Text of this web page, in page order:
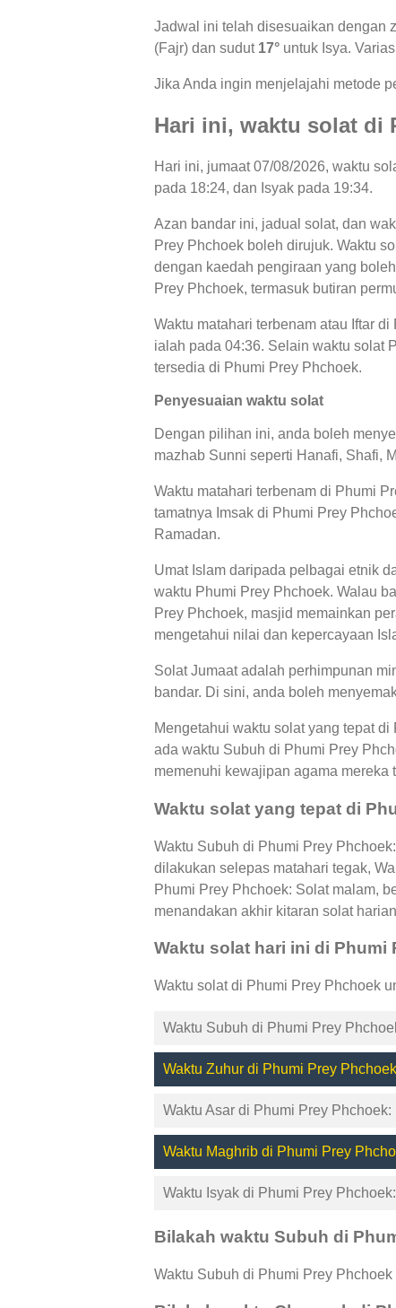
Jadwal ini telah disesuaikan dengan
(Fajr) dan sudut 17° untuk Isya.
Jika Anda ingin menjelajahi metode
Hari ini, waktu solat di
Hari ini, jumaat 07/08/2026, waktu
pada 18:24, dan Isyak pada 19:34.
Azan bandar ini, jadual solat, dan
Prey Phchoek boleh dirujuk. Waktu
dengan kaedah pengiraan yang
Prey Phchoek, termasuk butiran
Waktu matahari terbenam atau Iftar
ialah pada 04:36. Selain waktu solat
tersedia di Phumi Prey Phchoek.
Penyesuaian waktu solat
Dengan pilihan ini, anda boleh
mazhab Sunni seperti Hanafi, Shafi,
Waktu matahari terbenam di Phumi
tamatnya Imsak di Phumi Prey
Ramadan.
Umat Islam daripada pelbagai etnik
waktu Phumi Prey Phchoek. Walau
Prey Phchoek, masjid memainkan
mengetahui nilai dan kepercayaan
Solat Jumaat adalah perhimpunan
bandar. Di sini, anda boleh
Mengetahui waktu solat yang tepat
ada waktu Subuh di Phumi Prey
memenuhi kewajipan agama mereka
Waktu solat yang tepat di
Waktu Subuh di Phumi Prey
dilakukan selepas matahari tegak,
Phumi Prey Phchoek: Solat malam,
menandakan akhir kitaran solat
Waktu solat hari ini di Phumi
Waktu solat di Phumi Prey Phchoek
Waktu Subuh di Phumi Prey
Waktu Zuhur di Phumi Prey
Waktu Asar di Phumi Prey Phchoek:
Waktu Maghrib di Phumi Prey
Waktu Isyak di Phumi Prey
Bilakah waktu Subuh di
Waktu Subuh di Phumi Prey